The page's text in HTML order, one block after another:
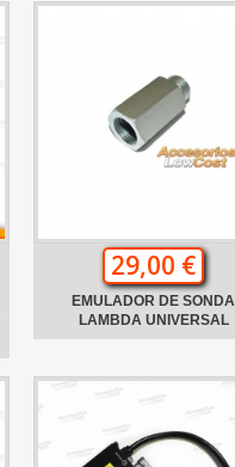
29,00 €
EMULADOR DE SONDA
LAMBDA UNIVERSAL